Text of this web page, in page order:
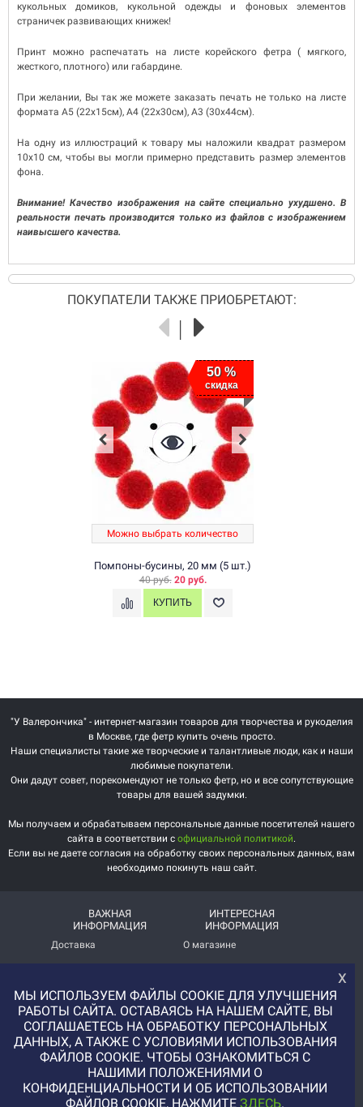
кукольных домиков, кукольной одежды и фоновых элементов
страничек развивающих книжек!
Принт можно распечатать на листе корейского фетра ( мягкого,
жесткого, плотного) или габардине.
При желании, Вы так же можете заказать печать не только на листе
формата A5 (22х15см), A4 (22х30см), A3 (30х44см).
На одну из иллюстраций к товару мы наложили квадрат размером
10х10 см, чтобы вы могли примерно представить размер элементов
фона.
Внимание! Качество изображения на сайте специально ухудшено. В
реальности печать производится только из файлов с изображением
наивысшего качества.
ПОКУПАТЕЛИ ТАКЖЕ ПРИОБРЕТАЮТ:
50 %
скидка
Можно выбрать количество
Помпоны-бусины, 20 мм (5 шт.)
40 руб. 20 руб.
"У Валерончика" - интернет-магазин товаров для творчества и рукоделия
в Москве, где фетр купить очень просто.
Наши специалисты такие же творческие и талантливые люди, как и наши
любимые покупатели.
Они дадут совет, порекомендуют не только фетр, но и все сопутствующие
товары для вашей задумки.
Мы получаем и обрабатываем персональные данные посетителей нашего
сайта в соответствии с официальной политикой.
Если вы не даете согласия на обработку своих персональных данных, вам
необходимо покинуть наш сайт.
ВАЖНАЯ
ИНФОРМАЦИЯ
Доставка
Помощь
Политика
конфиденциальности
ИНТЕРЕСНАЯ
ИНФОРМАЦИЯ
О магазине
Отзывы о магазине
Услуга печати на фетре
и вопросы АП
+7 (977) 329-12-08
info@uvaleronchika.ru
х
МЫ ИСПОЛЬЗУЕМ ФАЙЛЫ COOKIE ДЛЯ УЛУЧШЕНИЯ
РАБОТЫ САЙТА. ОСТАВАЯСЬ НА НАШЕМ САЙТЕ, ВЫ
СОГЛАШАЕТЕСЬ НА ОБРАБОТКУ ПЕРСОНАЛЬНЫХ
ДАННЫХ, А ТАКЖЕ С УСЛОВИЯМИ ИСПОЛЬЗОВАНИЯ
ФАЙЛОВ COOKIE. ЧТОБЫ ОЗНАКОМИТЬСЯ С
НАШИМИ ПОЛОЖЕНИЯМИ О
КОНФИДЕНЦИАЛЬНОСТИ И ОБ ИСПОЛЬЗОВАНИИ
ФАЙЛОВ COOKIE, НАЖМИТЕЗДЕСЬ.